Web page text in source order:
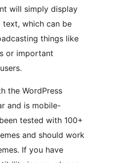
will simply display
text, which can be
things like
or important
the WordPress
and is mobile-
tested with 100+
and should work
If you have